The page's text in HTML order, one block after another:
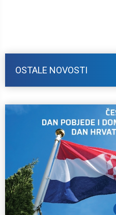
OSTALE NOVOSTI